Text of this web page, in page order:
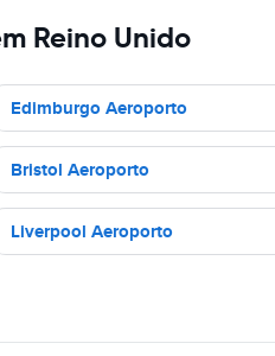
Reino Unido
Edimburgo Aeroporto
Bristol Aeroporto
Liverpool Aeroporto